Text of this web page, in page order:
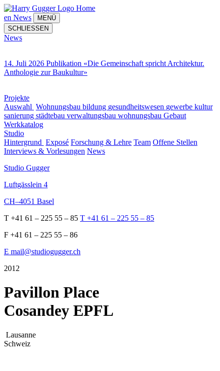
Home
en News
MENÜ
SCHLIESSEN
News
14. Juli 2026 Publikation «Die Gemeinschaft spricht Architektur.
Anthologie zur Baukultur»
Projekte
Auswahl Wohnungsbau bildung gesundheitswesen gewerbe kultur
sanierung städtebau verwaltungsbau wohnungsbau Gebaut
Werkkatalog
Studio
Hintergrund Exposé Forschung & Lehre Team Offene Stellen
Interviews & Vorlesungen News
Studio Gugger
Luftgässlein 4
CH–4051 Basel
T +41 61 – 225 55 – 85 T +41 61 – 225 55 – 85
F +41 61 – 225 55 – 86
E mail@studiogugger.ch
2012
Pavillon Place
Cosandey EPFL
Lausanne
Schweiz